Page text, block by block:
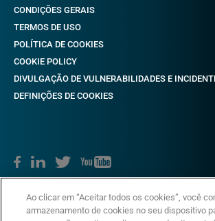
VAT não. 03481280265
CONDIÇÕES GERAIS
TERMOS DE USO
POLÍTICA DE COOKIES
COOKIE POLICY
DIVULGAÇÃO DE VULNERABILIDADES E
DEFINIÇÕES DE COOKIES
Ao clicar em “Aceitar todos os cookies”, você
armazenamento de cookies no seu dispositivo